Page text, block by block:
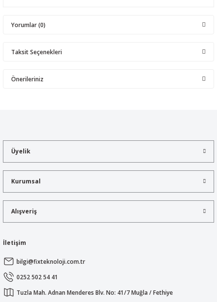
Yorumlar (0)
Taksit Seçenekleri
Önerileriniz
Ürün açıklamasında eksik bilgiler bulunuyor.
Ürün bilgilerinde hatalar bulunuyor.
Bu ürüne benzer farklı alternatifler olmalı.
Üyelik
Kurumsal
Alışveriş
İletişim
bilgi@fixteknoloji.com.tr
0252 502 54 41
Tuzla Mah. Adnan Menderes Blv. No: 41/7 Muğla / Fethiye